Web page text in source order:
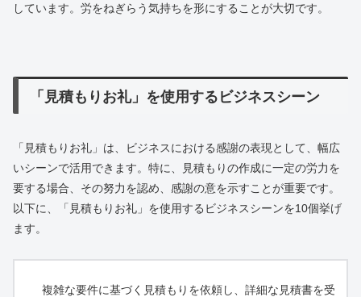
しています。労をねぎらう気持ちを形にすることが大切です。
「見積もりお礼」を使用するビジネスシーン
「見積もりお礼」は、ビジネスにおける感謝の表現として、幅広
いシーンで活用できます。特に、見積もりの作成に一定の労力を
要する場合、その努力を認め、感謝の意を示すことが重要です。
以下に、「見積もりお礼」を使用するビジネスシーンを10個挙げ
ます。
複雑な要件に基づく見積もりを依頼し、詳細な見積書を受